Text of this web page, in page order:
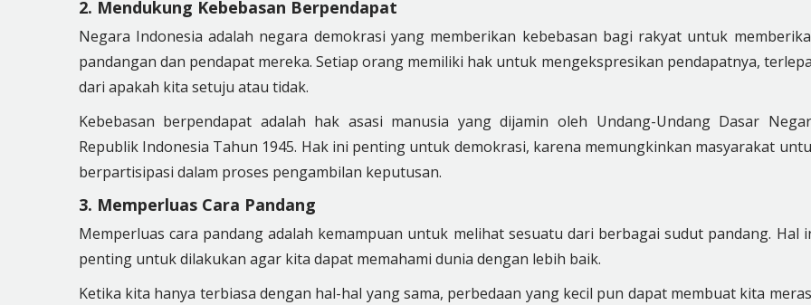
2. Mendukung Kebebasan Berpendapat
Negara Indonesia adalah negara demokrasi yang memberikan kebebasan bagi rakyat untuk
pandangan dan pendapat mereka. Setiap orang memiliki hak untuk mengekspresikan pendapatnya,
dari apakah kita setuju atau tidak.
Kebebasan berpendapat adalah hak asasi manusia yang dijamin oleh Undang-Undang Dasar
Republik Indonesia Tahun 1945. Hak ini penting untuk demokrasi, karena memungkinkan masyarakat
berpartisipasi dalam proses pengambilan keputusan.
3. Memperluas Cara Pandang
Memperluas cara pandang adalah kemampuan untuk melihat sesuatu dari berbagai sudut pandang. Hal
penting untuk dilakukan agar kita dapat memahami dunia dengan lebih baik.
Ketika kita hanya terbiasa dengan hal-hal yang sama, perbedaan yang kecil pun dapat membuat kita